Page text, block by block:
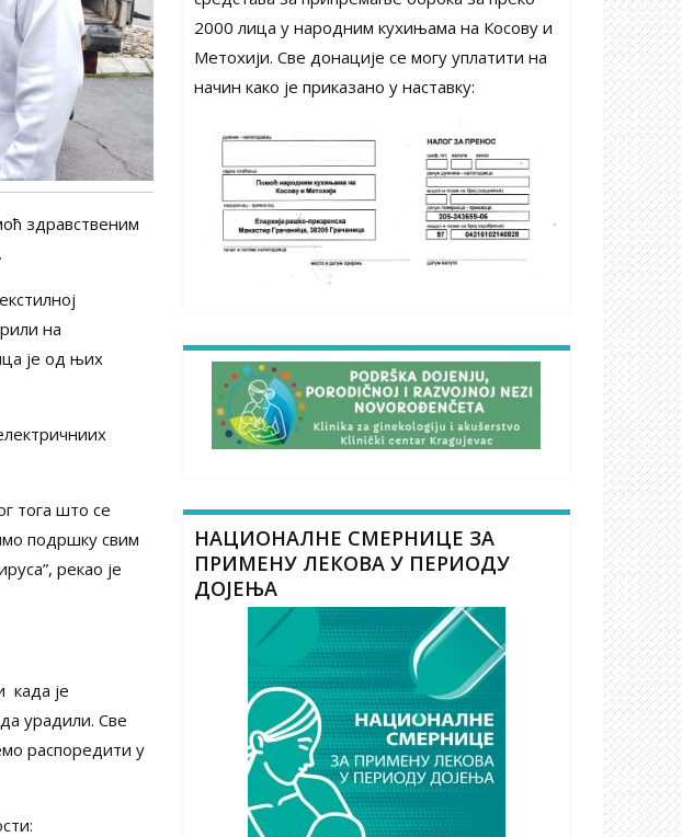
здравственим
на
је од њих
тога што се
подршку свим
рекао је
када је
урадили. Све
распоредити у
2000 лица у народним кухињама на Косову и
Метохији. Све донације се могу уплатити на
начин како је приказано у наставку:
НАЦИОНАЛНЕ СМЕРНИЦЕ ЗА
ПРИМЕНУ ЛЕКОВА У ПЕРИОДУ
ДОЈЕЊА